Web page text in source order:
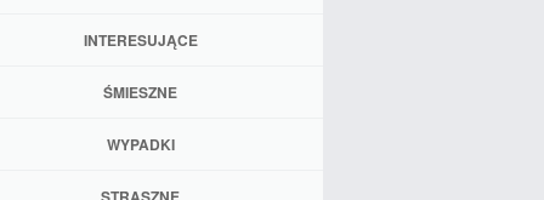
INTERESUJĄCE
ŚMIESZNE
WYPADKI